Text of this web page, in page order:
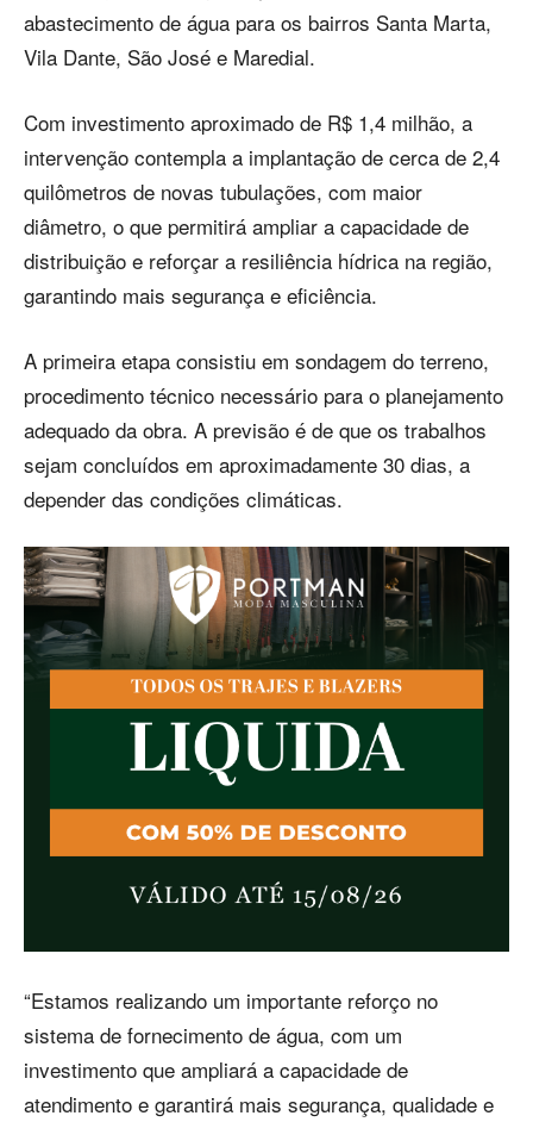
abastecimento de água para os bairros Santa Marta,
Vila Dante, São José e Maredial.
Com investimento aproximado de R$ 1,4 milhão, a
intervenção contempla a implantação de cerca de 2,4
quilômetros de novas tubulações, com maior
diâmetro, o que permitirá ampliar a capacidade de
distribuição e reforçar a resiliência hídrica na região,
garantindo mais segurança e eficiência.
A primeira etapa consistiu em sondagem do terreno,
procedimento técnico necessário para o planejamento
adequado da obra. A previsão é de que os trabalhos
sejam concluídos em aproximadamente 30 dias, a
depender das condições climáticas.
“Estamos realizando um importante reforço no
sistema de fornecimento de água, com um
investimento que ampliará a capacidade de
atendimento e garantirá mais segurança, qualidade e